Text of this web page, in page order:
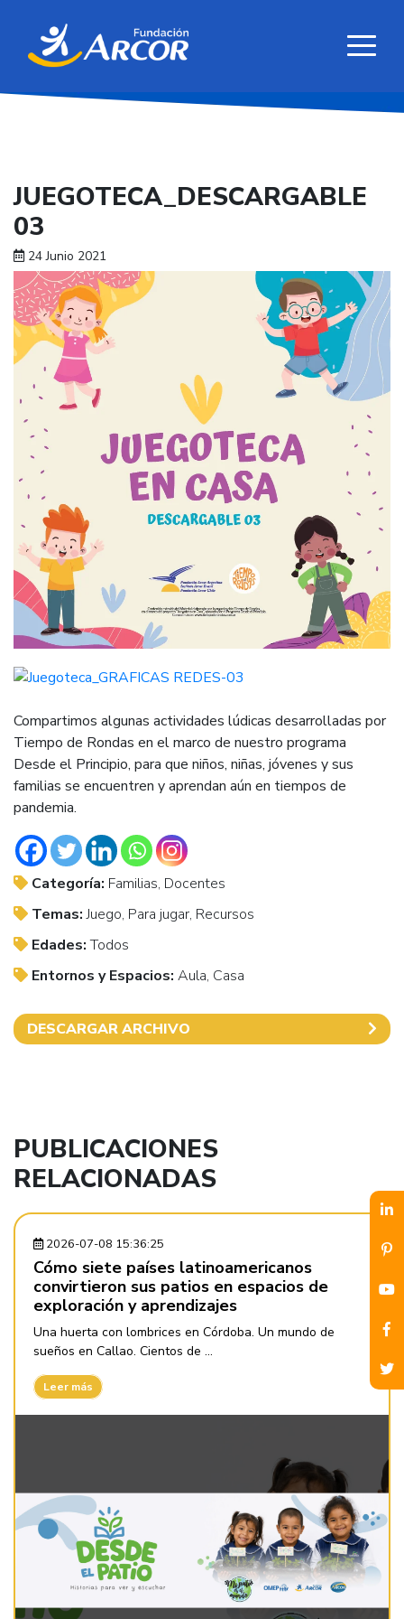
JUEGOTECA_DESCARGABLE
03
24 Junio 2021
Compartimos algunas actividades lúdicas desarrolladas por
Tiempo de Rondas en el marco de nuestro programa
Desde el Principio, para que niños, niñas, jóvenes y sus
familias se encuentren y aprendan aún en tiempos de
pandemia.
Categoría: Familias, Docentes
Temas:Juego, Para jugar, Recursos
Edades:Todos
Entornos y Espacios: Aula, Casa
DESCARGAR ARCHIVO
PUBLICACIONES
RELACIONADAS
2026-07-08 15:36:25
Cómo siete países latinoamericanos
convirtieron sus patios en espacios de
exploración y aprendizajes
Una huerta con lombrices en Córdoba. Un mundo de
sueños en Callao. Cientos de ...
Leer más